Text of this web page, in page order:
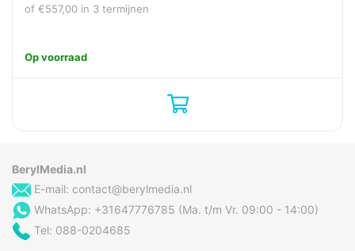
of €557,00 in 3 termijnen
Op voorraad
BerylMedia.nl
E-mail: contact@berylmedia.nl
WhatsApp: +31647776785 (Ma. t/m Vr. 09:00 - 14:00)
Tel: 088-0204685